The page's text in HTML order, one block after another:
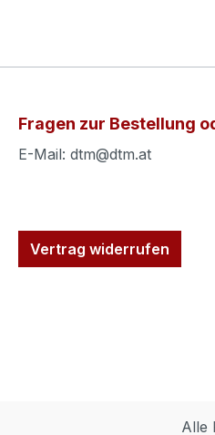
Fragen zur Bestellung
E-Mail: dtm@dtm.at
Vertrag widerrufen
Alle